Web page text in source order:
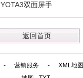
双面屏手
返回首页
- 营销服务 - XML地图